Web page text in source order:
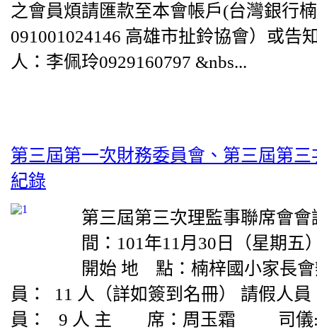
之會員煩請匯款至本會帳戶(台灣銀行
091001024146 高雄市扯鈴協會）或告
人：李佩玲0929160797 &nbs...
第三屆第一次財務委員會、第三屆第
紀錄
第三屆第三次理監事聯席會
間：101年11月30日（星期五
開始 地 點：楠梓國小家長
員： 11 人（詳如簽到名冊） 請假人
員： 9 人 主 席：周玉霜